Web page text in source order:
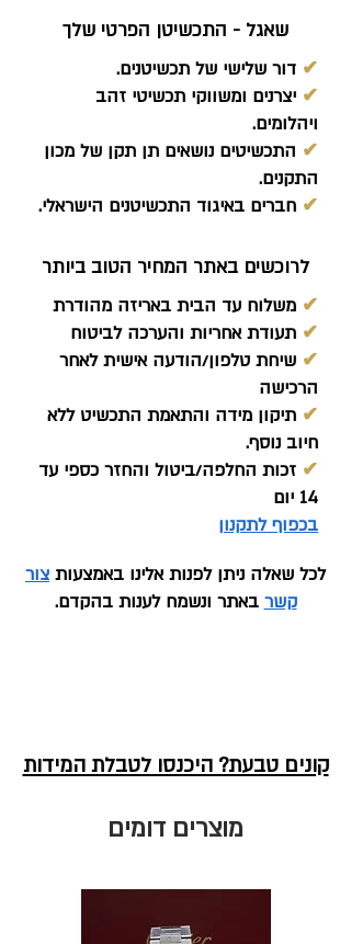
שאגל - התכשיטן הפרטי שלך
✔ דור שלישי של תכשיטנים.
✔ יצרנים ומשווקי תכשיטי זהב
ויהלומים.
✔ התכשיטים נושאים תן תקן של מכון
התקנים.
✔ חברים באיגוד התכשיטנים הישראלי.
לרוכשים באתר המחיר הטוב ביותר
✔ משלוח עד הבית באריזה מהודרת
✔ תעודת אחריות והערכה לביטוח
✔ שיחת טלפון/הודעה אישית לאחר
הרכישה
✔ תיקון מידה והתאמת התכשיט ללא
חיוב נוסף.
✔ זכות החלפה/ביטול והחזר כספי עד
14 יום
בכפוף לתקנון
לכל שאלה ניתן לפנות אלינו באמצעות צור
קשר באתר ונשמח לענות בהקדם.
קונים טבעת? היכנסו לטבלת המידות
מוצרים דומים